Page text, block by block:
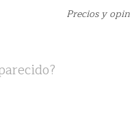
Precios y